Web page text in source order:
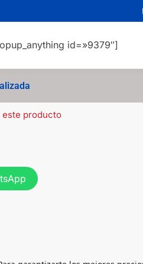
id=»9379″]
este producto